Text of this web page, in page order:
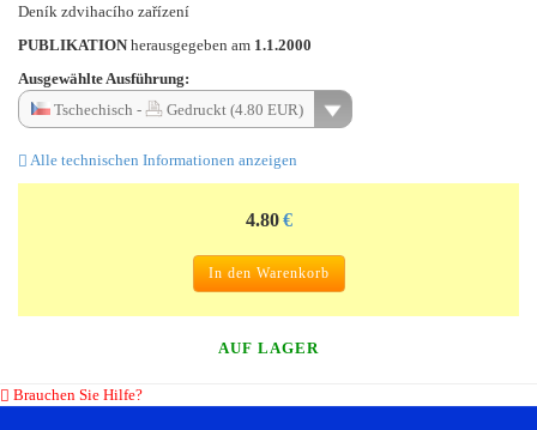
Deník zdvihacího zařízení
PUBLIKATION herausgegeben am 1.1.2000
Ausgewählte Ausführung:
Tschechisch -
Gedruckt (4.80 EUR)
Alle technischen Informationen anzeigen
4.80 €
In den Warenkorb
AUF LAGER
Brauchen Sie Hilfe?